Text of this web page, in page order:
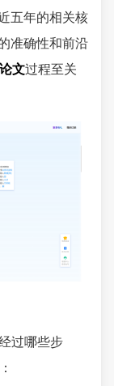
五年的相关核
准确性和前沿
文过程至关
过哪些步